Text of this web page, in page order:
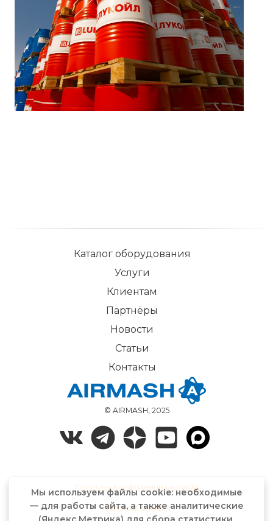
© AIRMASH, 2025
Каталог оборудования
Услуги
Клиентам
Партнёры
Новости
Статьи
Контакты
Политика конфиденциальности
Договор-оферта
Мы используем файлы cookie: необходимые
— для работы сайта, а также аналитические